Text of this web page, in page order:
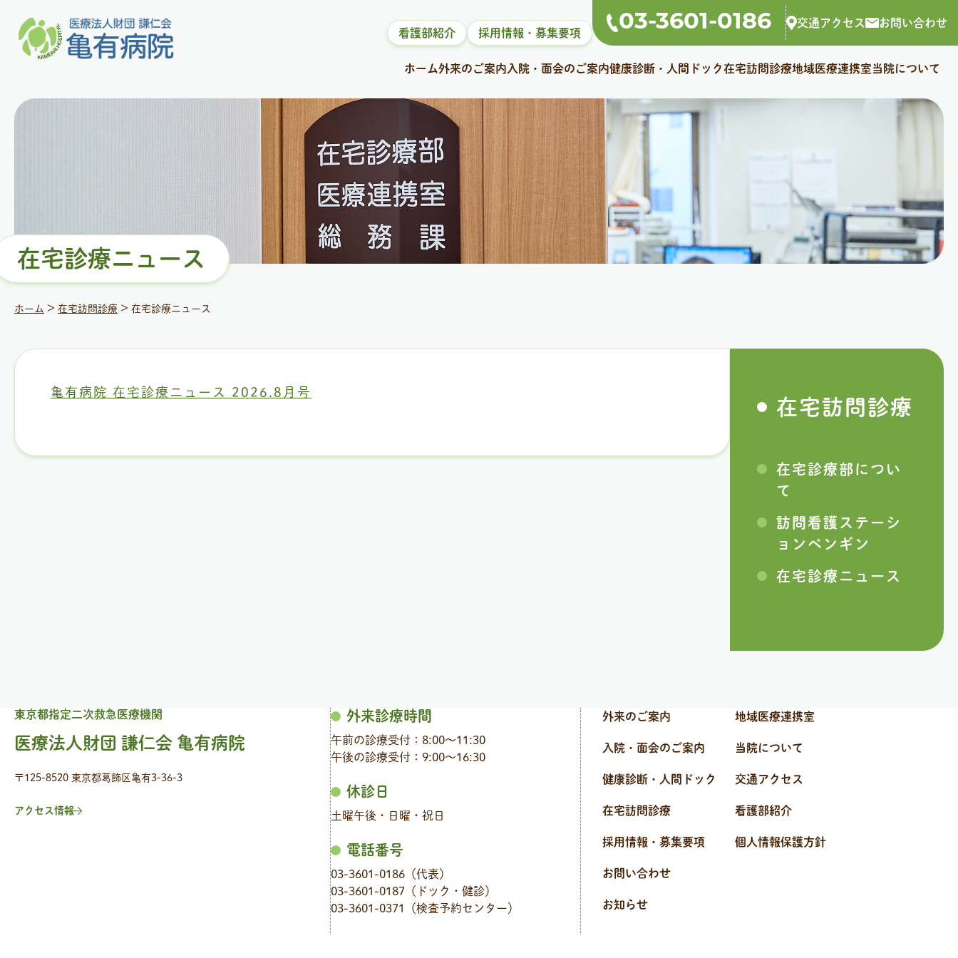
看護部紹介 採用情報・募集要項 03-3601-0186 交通アクセス お問い合わせ
ホーム外来のご案内 入院・面会のご案内健康診断・人間ドック在宅訪問診療地域医療連携室当院について
在宅診療ニュース
ホーム > 在宅訪問診療 > 在宅診療ニュース
亀有病院 在宅診療ニュース 2026.8月号
在宅訪問診療
在宅診療部につい
て
訪問看護ステーシ
ョンペンギン
在宅診療ニュース
東京都指定二次救急医療機関
医療法人財団 謙仁会 亀有病院
〒125-8520 東京都葛飾区亀有3-36-3
アクセス情報
外来診療時間
午前の診療受付：8:00〜11:30
午後の診療受付：9:00〜16:30
休診日
土曜午後・日曜・祝日
電話番号
03-3601-0186（代表）
03-3601-0187（ドック・健診）
03-3601-0371（検査予約センター）
外来のご案内
入院・面会のご案内
健康診断・人間ドック
在宅訪問診療
地域医療連携室
当院について
交通アクセス
看護部紹介
採用情報・募集要項
お問い合わせ
お知らせ
個人情報保護方針